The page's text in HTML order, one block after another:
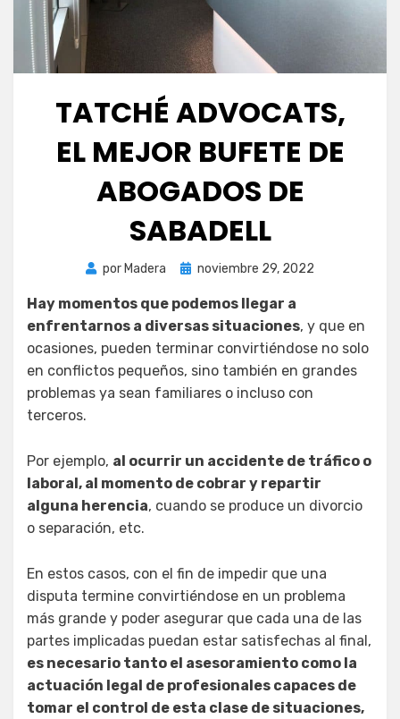
TATCHÉ ADVOCATS,
EL MEJOR BUFETE DE
ABOGADOS DE
SABADELL
por Madera
Publicada
noviembre 29, 2022
Hay momentos que podemos llegar a
enfrentarnos a diversas situaciones, y que en
ocasiones, pueden terminar convirtiéndose no solo
en conflictos pequeños, sino también en grandes
problemas ya sean familiares o incluso con
terceros.
Por ejemplo, al ocurrir un accidente de tráfico o
laboral, al momento de cobrar y repartir
alguna herencia, cuando se produce un divorcio
o separación, etc.
En estos casos, con el fin de impedir que una
disputa termine convirtiéndose en un problema
más grande y poder asegurar que cada una de las
partes implicadas puedan estar satisfechas al final,
es necesario tanto el asesoramiento como la
actuación legal de profesionales capaces de
tomar el control de esta clase de situaciones,